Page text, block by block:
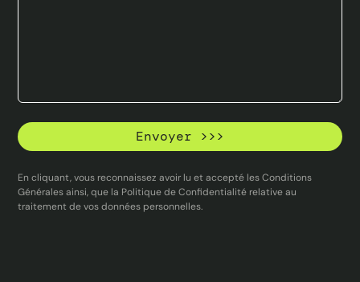
En cliquant, vous reconnaissez avoir lu et accepté les Conditions
Générales ainsi, que la Politique de Confidentialité relative au
traitement de vos données personnelles.